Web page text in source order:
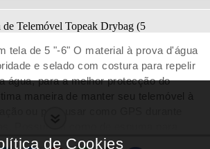
tela de 5 "-6" O material à prova d'água
e selado com costura para repelir
água, para a melhor protecção do
maneira de manter seu telemóvel à
de toque clara para visualizar a tela